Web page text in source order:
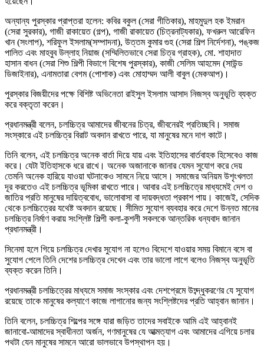
অন্যান্য পুরস্কার প্রাপ্তরা হলেন: কবির বকুল (সেরা গীতিকার), মাহমুদুল হক ইমরান
(সেরা সুরকার), গাজী রাকায়েত (গল্প), গাজী রাকায়েত (চিত্রনাট্যকার), ফখরুল আরেফিন
খান (সংলাপ), শরিফুল ইসলাম(সম্পাদনা), উত্তম কুমার গুহ (সেরা শিল্প নির্দেশনা), পঙ্কজ
পালিত এবং মাহবুব উল্লাহ নিয়াজ (সম্মিলিতভাবে সেরা চিত্র গ্রাহক), মো. শাহাদাত
হাসান বাধন (সেরা শিশু শিল্পী বিভাগে বিশেষ পুরস্কার), কাজী সেলিম আহমেদ (সাউন্ড
ডিজাইনার), এনামতারা বেগম (পোশাক) এবং মোহাম্মদ আলী বাবুল (মেকআপ)।
পুরস্কার বিজয়ীদের পক্ষে বিশিষ্ট অভিনেতা রাইসুল ইসলাম আসাদ নিজস্ব অনুভূতি ব্যক্ত
করে বক্তৃতা করেন।
প্রধানমন্ত্রী বলেন, চলচ্চিত্র আমাদের জীবনের চিত্র, জীবনেরই প্রতিচ্ছবি। সমাজ
সংস্কারে এই চলচ্চিত্র বিরাট অবদান রাখতে পারে, যা মানুষের মনে দাগ কাটে।
তিনি বলেন, এই চলচ্চিত্র অনেক বার্তা দিয়ে যায় এবং ইতিহাসের বার্তবাহক হিসেবেও কাজ
করে। যেটা ইতিহাসকে ধরে রাখে। অনেক অজানাকে জানার যেমন সুযোগ করে দেয়
তেমনি অনেক হারিয়ে যাওয়া ঘটনাকেও সামনে নিয়ে আসে। সমাজের অনিয়ম উশৃংখলতা
দূর করতেও এই চলচ্চিত্র ভূমিকা রাখতে পারে। আবার এই চলচ্চিত্রে মাধ্যমেই দেশ ও
জাতির প্রতি মানুষের দায়িত্ববোধ, ভালোবাসা বা দায়বদ্ধতা প্রকাশ পায়। কাজেই, সেদিক
থেকে চলচ্চিত্রের যথেষ্ট অবদান রয়েছে। সীমিত সুযোগ ব্যবহার করে দেশে উন্নত মানের
চলচ্চিত্র নির্মাণ করায় সংশ্লিষ্ট শিল্পী কলা-কুশলী সকলকে আন্তরিক ধন্যবাদ জানান
প্রধানমন্ত্রী।
সিনেমা হলে গিয়ে চলচ্চিত্র দেখার সুযোগ না হলেও বিদেশে যাওয়ার সময় বিমানে বসে বা
সুযোগ পেলে তিনি দেশের চলচ্চিত্র দেখেন এবং তার ভালো লাগে বলেও নিজস্ব অনুভূতি
ব্যক্ত করেন তিনি।
প্রধানমন্ত্রী চলচ্চিত্রের মাধ্যমে সমাজ সংস্কার এবং দেশপ্রেমে উদ্ব্দ্ধুকরণের যে সুযোগ
রয়েছে তাকে মানুষের কল্যাণে কাজে লাগানোর জন্য সংশ্লিষ্টদের প্রতি আহ্বান জানান।
তিনি বলেন, চলচ্চিত্র শিল্পের সঙ্গে যারা জড়িত তাদের সবাইকে আমি এই আহ্বানই
জানাবো-আমাদের স্বাধীনতা অর্জন, গণমানুষের যে আত্মত্যাগ এবং আমাদের এগিয়ে চলার
পথটা যেন মানুষের সামনে আরো ভালভাবে উপস্থাপন হয়।